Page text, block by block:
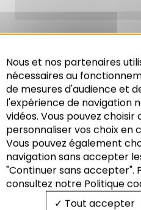
Recherche
CONFÉRENCE,RENCONTRE
48e
sobriété :
Nous et nos partenaires
nécessaires au
de mesures d'audience et
l'expérience de navigation
vidéos. Vous pouvez
personnaliser vos choix en
Vous pouvez également
navigation sans accepter
"Continuer sans accepter".
consultez notre Politique
Tout accepter